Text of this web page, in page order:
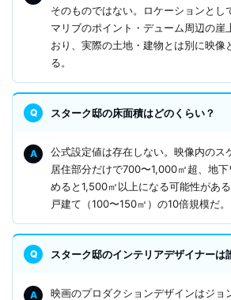
そのものではない。ロケーションとし
マリブのポイント・デューム周辺の崖
おり、実際の土地・建物とは別に映像
る。
スターク邸の床面積はどのくらい？
公式設定値は存在しない。映像内のス
居住部分だけで700〜1,000㎡超、地
めると1,500㎡以上になる可能性があ
戸建て（100〜150㎡）の10倍規模だ。
スターク邸のインテリアデザイナーは
映画のプロダクションデザインはジョ